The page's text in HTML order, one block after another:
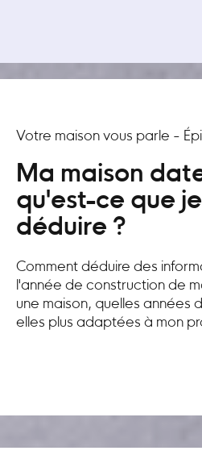
Votre maison vous parle -
Ma maison
qu'est-ce que
déduire ?
Comment déduire des
l'année de construction de
une maison, quelles années
elles plus adaptées à mon